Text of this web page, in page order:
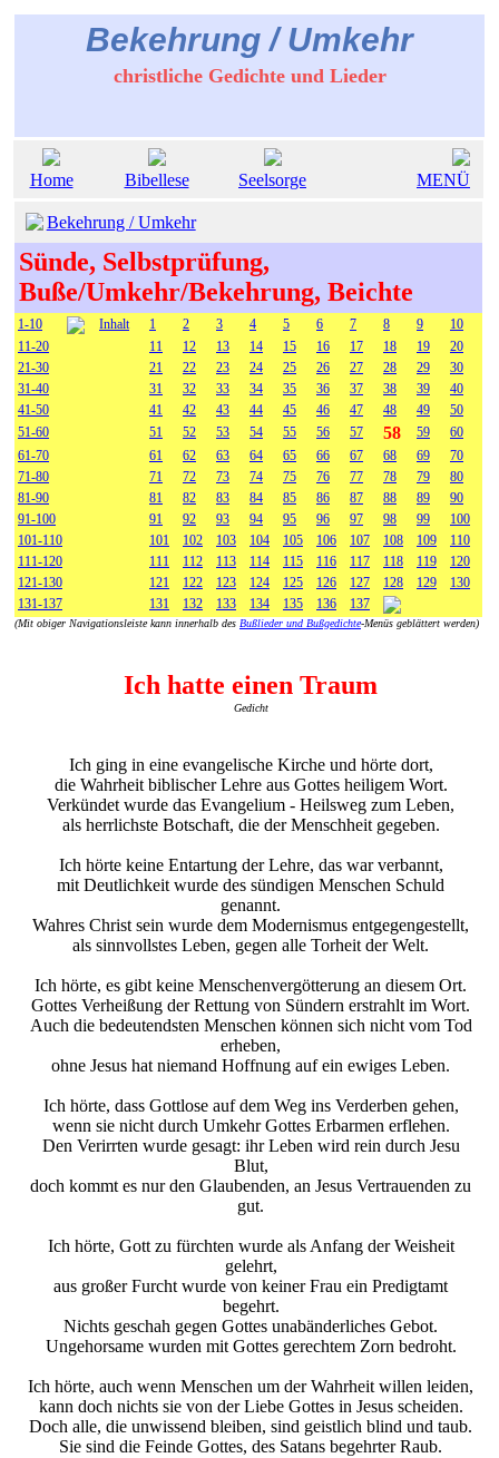
Bekehrung / Umkehr
christliche Gedichte und Lieder
Home Bibellese Seelsorge MENÜ
Bekehrung / Umkehr
Sünde, Selbstprüfung,
Buße/Umkehr/Bekehrung, Beichte
1-10 Inhalt 1 2 3 4 5 6 7 8 9
10
11-20
11 12 13 14 15 16 17 18 19
20
21-30
21 22 23 24 25 26 27 28 29
30
31-40
31 32 33 34 35 36 37 38 39
40
41-50
41 42 43 44 45 46 47 48 49
50
51-60
51 52 53 54 55 56 57 58 59
60
61-70
61 62 63 64 65 66 67 68 69
70
71-80
71 72 73 74 75 76 77 78 79
80
81-90
81 82 83 84 85 86 87 88 89
90
91-100
91 92 93 94 95 96 97 98 99
100
101-110
101 102 103 104 105 106 107 108 109
110
111-120
111 112 113 114 115 116 117 118 119
120
121-130
121 122 123 124 125 126 127 128 129
130
131-137
131 132 133 134 135 136 137
(Mit obiger Navigationsleiste kann innerhalb des Bußlieder und Bußgedichte-Menüs geblättert werden)
Ich hatte einen Traum
Gedicht
Ich ging in eine evangelische Kirche und hörte dort,
die Wahrheit biblischer Lehre aus Gottes heiligem Wort.
Verkündet wurde das Evangelium - Heilsweg zum Leben,
als herrlichste Botschaft, die der Menschheit gegeben.
Ich hörte keine Entartung der Lehre, das war verbannt,
mit Deutlichkeit wurde des sündigen Menschen Schuld
genannt.
Wahres Christ sein wurde dem Modernismus entgegengestellt,
als sinnvollstes Leben, gegen alle Torheit der Welt.
Ich hörte, es gibt keine Menschenvergötterung an diesem Ort.
Gottes Verheißung der Rettung von Sündern erstrahlt im Wort.
Auch die bedeutendsten Menschen können sich nicht vom Tod
erheben,
ohne Jesus hat niemand Hoffnung auf ein ewiges Leben.
Ich hörte, dass Gottlose auf dem Weg ins Verderben gehen,
wenn sie nicht durch Umkehr Gottes Erbarmen erflehen.
Den Verirrten wurde gesagt: ihr Leben wird rein durch Jesu
Blut,
doch kommt es nur den Glaubenden, an Jesus Vertrauenden zu
gut.
Ich hörte, Gott zu fürchten wurde als Anfang der Weisheit
gelehrt,
aus großer Furcht wurde von keiner Frau ein Predigtamt
begehrt.
Nichts geschah gegen Gottes unabänderliches Gebot.
Ungehorsame wurden mit Gottes gerechtem Zorn bedroht.
Ich hörte, auch wenn Menschen um der Wahrheit willen leiden,
kann doch nichts sie von der Liebe Gottes in Jesus scheiden.
Doch alle, die unwissend bleiben, sind geistlich blind und taub.
Sie sind die Feinde Gottes, des Satans begehrter Raub.